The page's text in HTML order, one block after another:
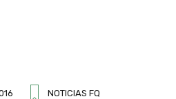
NOTICIAS FQ